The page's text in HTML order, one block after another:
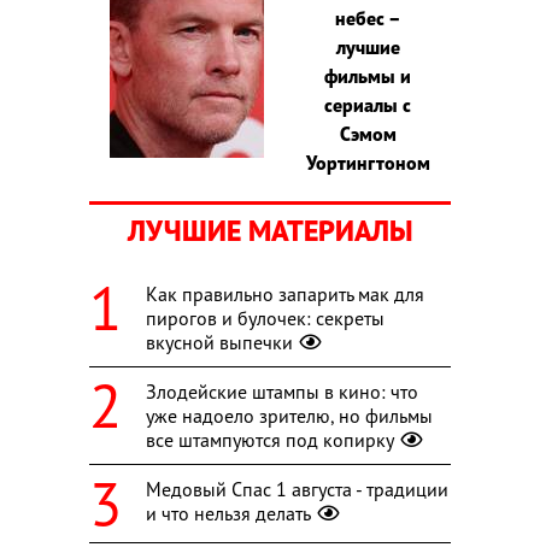
небес –
лучшие
фильмы и
сериалы с
Сэмом
Уортингтоном
ЛУЧШИЕ МАТЕРИАЛЫ
Как правильно запарить мак для
пирогов и булочек: секреты
вкусной выпечки
Злодейские штампы в кино: что
уже надоело зрителю, но фильмы
все штампуются под копирку
Медовый Спас 1 августа - традиции
и что нельзя делать